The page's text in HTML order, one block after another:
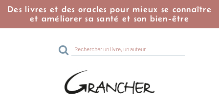
Des livres et des oracles pour mieux se connaître
et améliorer sa santé et son bien-être
Rechercher
sur